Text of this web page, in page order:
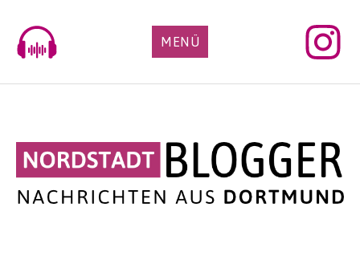
content
MENÜ